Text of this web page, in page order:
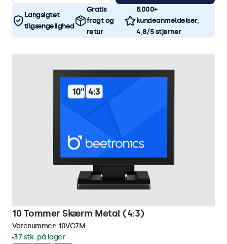
Langsigtet
tilgængelighed
Gratis
fragt og
retur
5.000+
kundeanmeldelser,
4,8/5 stjerner
10 Tommer Skærm Metal (4:3)
Varenummer: 10VG7M
37 stk. på lager